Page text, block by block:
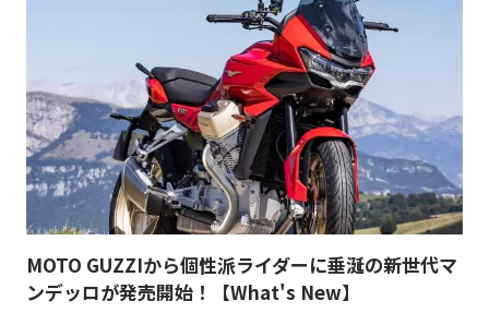
MOTO GUZZIから個性派ライダーに垂涎の新世代マ
ンデッロが発売開始！【What's New】